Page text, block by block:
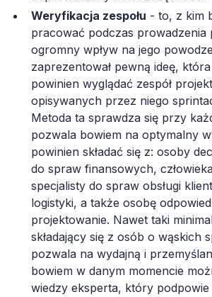
Weryfikacja zespołu - to, z kim
pracować podczas prowadzenia
ogromny wpływ na jego
zaprezentował pewną ideę,
powinien wyglądać zespół
opisywanych przez niego
Metoda ta sprawdza się przy
pozwala bowiem na optymalny
powinien składać się z: osoby
do spraw finansowych,
specjalisty do spraw obsługi
logistyki, a także osobę
projektowanie. Nawet taki
składający się z osób o wąskich
pozwala na wydajną i
bowiem w danym momencie
wiedzy eksperta, który